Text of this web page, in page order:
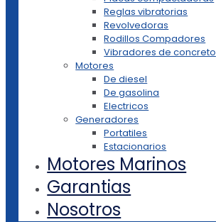
Reglas vibratorias
Revolvedoras
Rodillos Compadores
Vibradores de concreto
Motores
De diesel
De gasolina
Electricos
Generadores
Portatiles
Estacionarios
Motores Marinos
Garantias
Nosotros